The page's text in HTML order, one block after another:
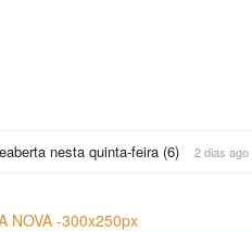
nesta quinta-feira (6) 2 dias ago